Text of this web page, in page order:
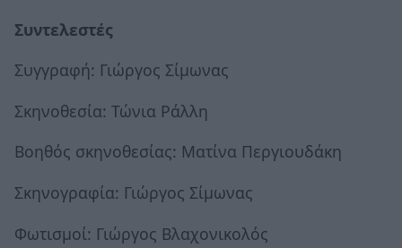
Συντελεστές
Συγγραφή: Γιώργος Σίμωνας
Σκηνοθεσία: Τώνια Ράλλη
Βοηθός σκηνοθεσίας: Ματίνα Περγιουδάκη
Σκηνογραφία: Γιώργος Σίμωνας
Φωτισμοί: Γιώργος Βλαχονικολός